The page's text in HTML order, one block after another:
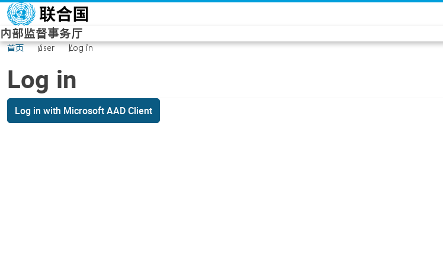
Skip to main content
内部监督事务厅
首页 user Log in
Log in
Log in with Microsoft AAD Client